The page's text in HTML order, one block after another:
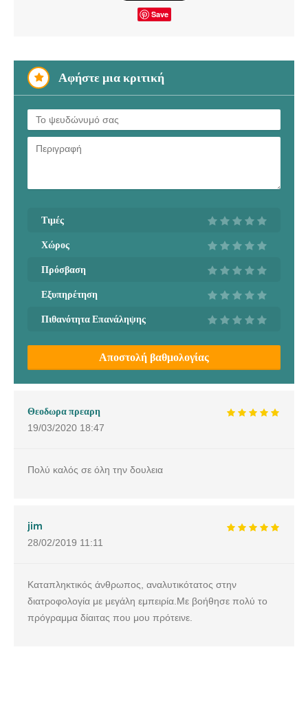
Save
Αφήστε μια κριτική
Τιμές
Χώρος
Πρόσβαση
Εξυπηρέτηση
Πιθανότητα Επανάληψης
Αποστολή βαθμολογίας
Θεοδωρα πρεαρη
19/03/2020 18:47
Πολύ καλός σε όλη την δουλεια
jim
28/02/2019 11:11
Καταπληκτικός άνθρωπος, αναλυτικότατος στην
διατροφολογία με μεγάλη εμπειρία.Με βοήθησε πολύ το
πρόγραμμα δίαιτας που μου πρότεινε.